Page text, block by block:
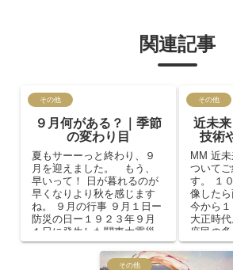
関連記事
その他
９月何がある？｜季節
の変わり目
夏もサーーっと終わり、９
月を迎えました。 もう、
早いって！ 日が暮れるのが
早くなりより秋を感じます
ね。 ９月の行事 ９月１日ー
防災の日ー１９２３年９月
１日に発生した関東大震災
にちなんだものであり１９
６０年に制定さ...
その他
近未
技術
MM 近
ついて
す。 １
像したら
今から
大正時
庶民の
ごして
機・冷蔵
その他